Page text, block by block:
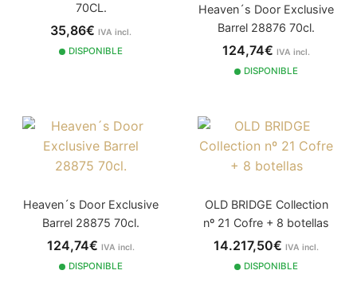
70CL.
35,86€ IVA incl.
DISPONIBLE
Heaven´s Door Exclusive
Barrel 28876 70cl.
124,74€ IVA incl.
DISPONIBLE
Heaven´s Door Exclusive
Barrel 28875 70cl.
124,74€ IVA incl.
DISPONIBLE
OLD BRIDGE Collection
nº 21 Cofre + 8 botellas
14.217,50€ IVA incl.
DISPONIBLE